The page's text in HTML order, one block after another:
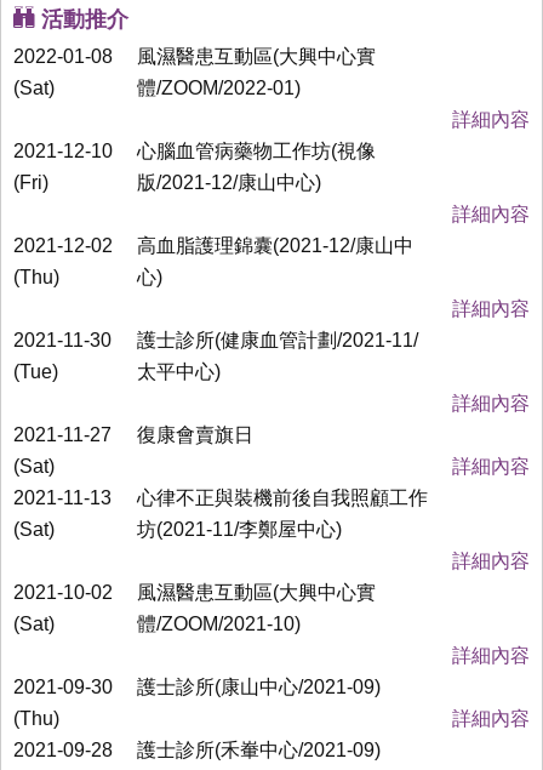
活動推介
2022-01-08
(Sat)
風濕醫患互動區(大興中心實
體/ZOOM/2022-01)
詳細內容
2021-12-10
(Fri)
心腦血管病藥物工作坊(視像
版/2021-12/康山中心)
詳細內容
2021-12-02
(Thu)
高血脂護理錦囊(2021-12/康山中
心)
詳細內容
2021-11-30
(Tue)
護士診所(健康血管計劃/2021-11/
太平中心)
詳細內容
2021-11-27
(Sat)
復康會賣旗日
詳細內容
2021-11-13
(Sat)
心律不正與裝機前後自我照顧工作
坊(2021-11/李鄭屋中心)
詳細內容
2021-10-02
(Sat)
風濕醫患互動區(大興中心實
體/ZOOM/2021-10)
詳細內容
2021-09-30
(Thu)
護士診所(康山中心/2021-09)
詳細內容
2021-09-28
護士診所(禾輋中心/2021-09)